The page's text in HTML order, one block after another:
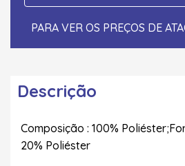
PARA VER OS PREÇOS DE
Descrição
Composição : 100%
20% Poliéster